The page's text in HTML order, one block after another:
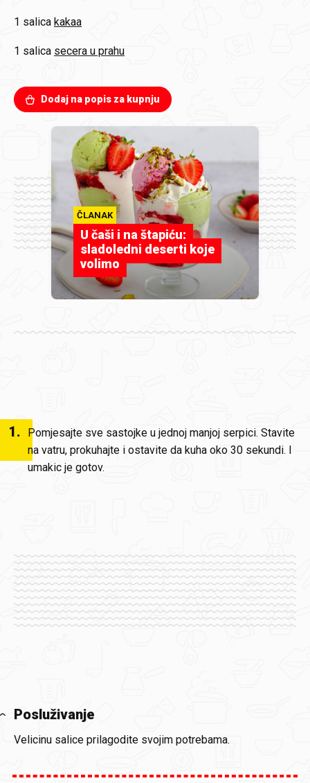
1 salica kakaa
1 salica secera u prahu
Dodaj na popis za kupnju
ČLANAK
U čaši i na štapiću:
sladoledni deserti koje
volimo
1.
Pomjesajte sve sastojke u jednoj manjoj serpici. Stavite
na vatru, prokuhajte i ostavite da kuha oko 30 sekundi. I
umakic je gotov.
Posluživanje
Velicinu salice prilagodite svojim potrebama.